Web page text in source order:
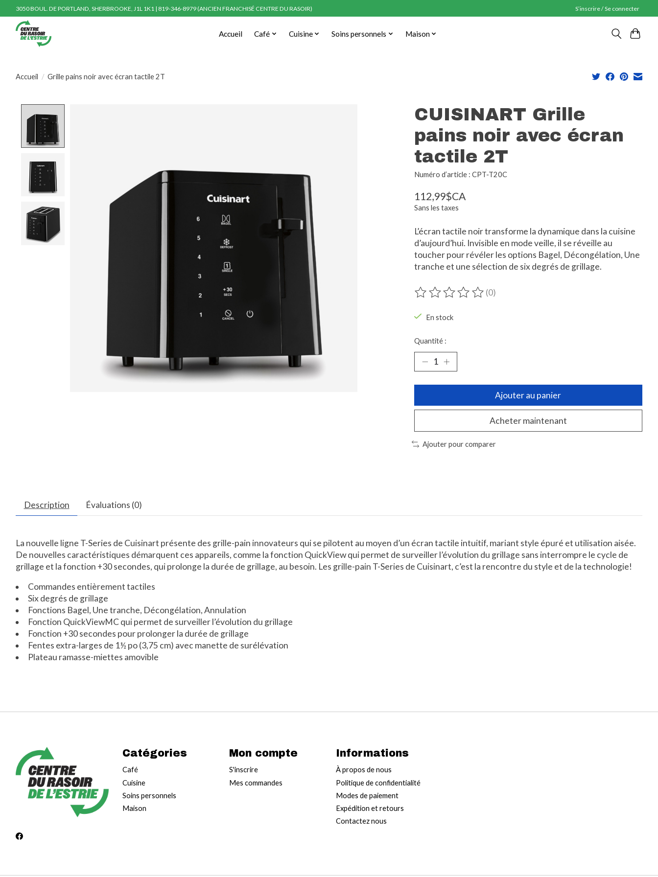
3050 BOUL. DE PORTLAND, SHERBROOKE, J1L 1K1 | 819-346-8979 (ANCIEN FRANCHISÉ CENTRE DU RASOIR) S’inscrire / Se connecter
Accueil Café Cuisine Soins personnels Maison
Accueil / Grille pains noir avec écran tactile 2T
CUISINART Grille
pains noir avec écran
tactile 2T
Numéro d’article : CPT-T20C
112,99$CA
Sans les taxes
L’écran tactile noir transforme la dynamique dans la cuisine
d’aujourd’hui. Invisible en mode veille, il se réveille au
toucher pour révéler les options Bagel, Décongélation, Une
tranche et une sélection de six degrés de grillage.
Ce produit est évalué à
(0)
En stock
Quantité :
Ajouter au panier
Acheter maintenant
Ajouter pour comparer
Description Évaluations (0)
La nouvelle ligne T-Series de Cuisinart présente des grille-pain innovateurs qui se pilotent au moyen d’un écran tactile intuitif, mariant style épuré et utilisation aisée.
De nouvelles caractéristiques démarquent ces appareils, comme la fonction QuickView qui permet de surveiller l’évolution du grillage sans interrompre le cycle de
grillage et la fonction +30 secondes, qui prolonge la durée de grillage, au besoin. Les grille-pain T-Series de Cuisinart, c’est la rencontre du style et de la technologie!
Commandes entièrement tactiles
Six degrés de grillage
Fonctions Bagel, Une tranche, Décongélation, Annulation
Fonction QuickViewMC qui permet de surveiller l’évolution du grillage
Fonction +30 secondes pour prolonger la durée de grillage
Fentes extra-larges de 1½ po (3,75 cm) avec manette de surélévation
Plateau ramasse-miettes amovible
Catégories
Café
Cuisine
Soins personnels
Maison
Mon compte
S'inscrire
Mes commandes
Informations
À propos de nous
Politique de confidentialité
Modes de paiement
Expédition et retours
Contactez nous